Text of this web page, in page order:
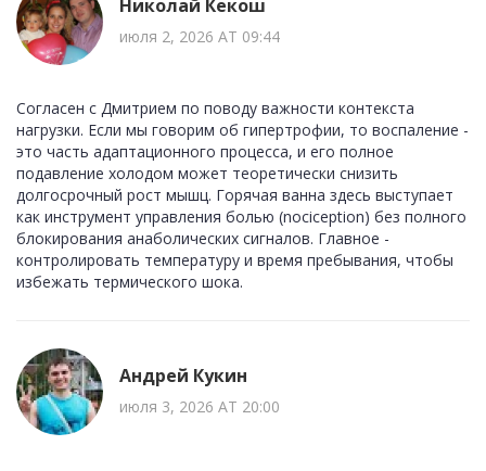
Николай Кекош
июля 2, 2026 AT 09:44
Согласен с Дмитрием по поводу важности контекста
нагрузки. Если мы говорим об гипертрофии, то воспаление -
это часть адаптационного процесса, и его полное
подавление холодом может теоретически снизить
долгосрочный рост мышц. Горячая ванна здесь выступает
как инструмент управления болью (nociception) без полного
блокирования анаболических сигналов. Главное -
контролировать температуру и время пребывания, чтобы
избежать термического шока.
Андрей Кукин
июля 3, 2026 AT 20:00